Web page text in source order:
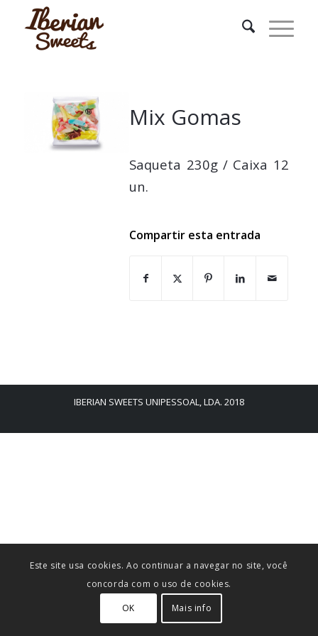
Mix Gomas
Saqueta 230g / Caixa 12
un.
Compartir esta entrada
IBERIAN SWEETS UNIPESSOAL, LDA. 2018
Este site usa cookies. Ao continuar a navegar no site, você
concorda com o uso de cookies.
OK Mais info